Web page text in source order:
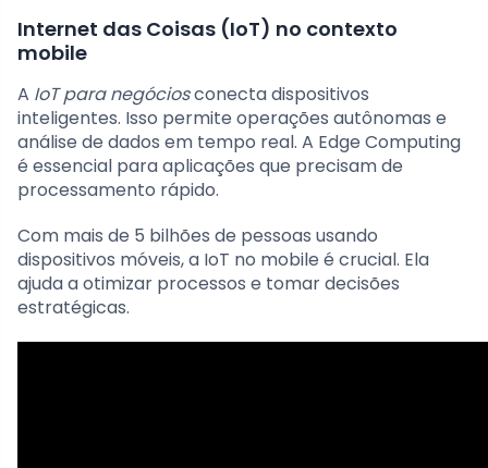
Internet das Coisas (IoT) no contexto
mobile
A IoT para negóciosconecta dispositivos
inteligentes. Isso permite operações autônomas e
análise de dados em tempo real. A Edge Computing
é essencial para aplicações que precisam de
processamento rápido.
Com mais de 5 bilhões de pessoas usando
dispositivos móveis, a IoT no mobile é crucial. Ela
ajuda a otimizar processos e tomar decisões
estratégicas.